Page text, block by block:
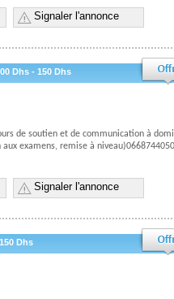
Signaler l'annonce
Dhs - 150 Dhs
de soutien et de communication à
examens, remise à
Signaler l'annonce
Dhs